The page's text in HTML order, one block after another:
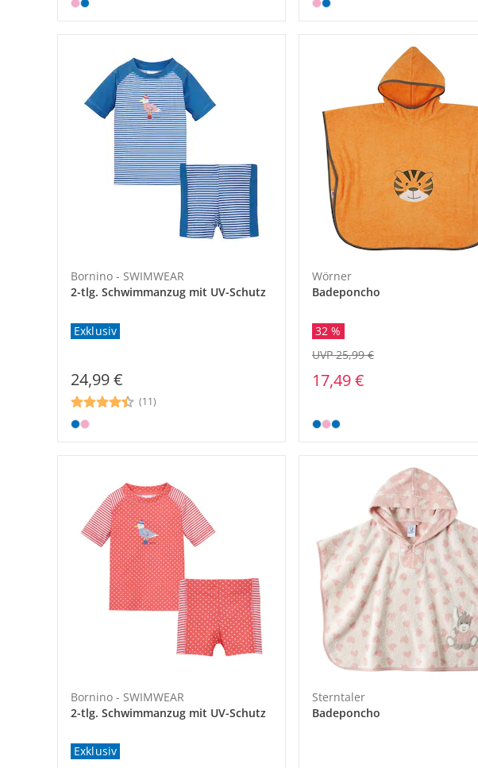
Bornino - SWIMWEAR
2-tlg. Schwimmanzug mit UV-Schutz
Exklusiv
24,99 €
(11)
Wörner
Badeponcho
32 %
17,49 €
UVP 25,99 €
Bornino - SWIMWEAR
2-tlg. Schwimmanzug mit UV-Schutz
Exklusiv
Sterntaler
Badeponcho